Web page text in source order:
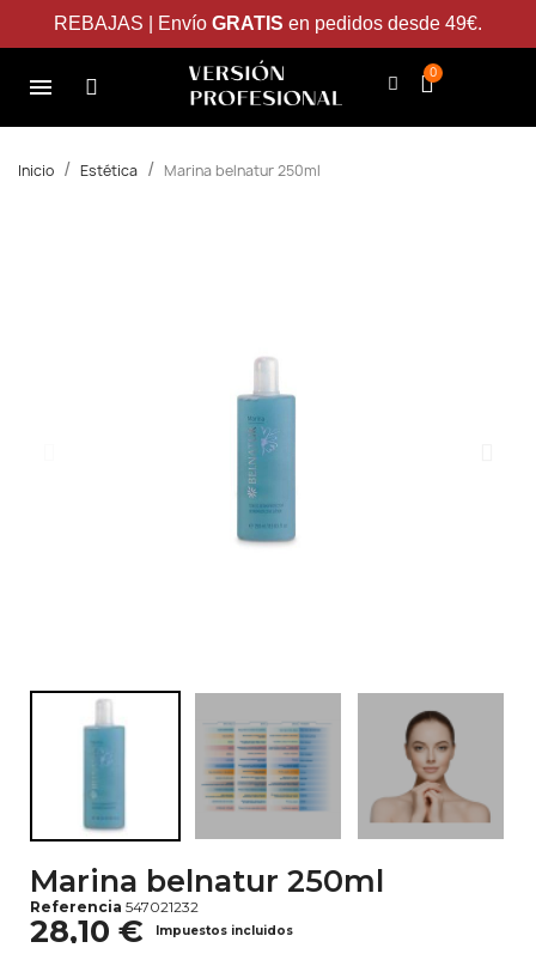
REBAJAS | Envío GRATIS en pedidos desde 49€.
Inicio Estética Marina belnatur 250ml
Marina belnatur 250ml
Referencia 547021232
28,10 € Impuestos incluidos